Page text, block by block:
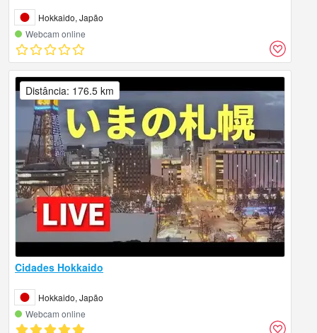
Hokkaido, Japão
Webcam online
Cidades Hokkaido
Hokkaido, Japão
Webcam online
Distância: 176.5 km